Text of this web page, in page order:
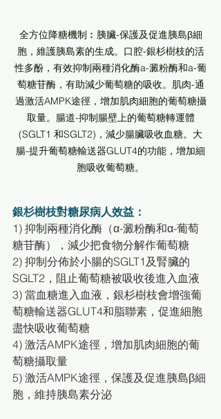
全方位降糖機制︰胰臟-保護及促進胰島β細
胞，維護胰島素的生成。口腔-銀杉樹枝的活
性多酚，有效抑制兩種消化酶a-澱粉酶和a-葡
萄糖苷酶，有助減少葡萄糖的吸收。肌肉-通
過激活AMPK途徑，增加肌肉細胞的葡萄糖攝
取量。腸道-抑制腸壁上的葡萄糖轉運體
(SGLT1 和SGLT2)，減少腸臟吸收血糖。大
腸-提升葡萄糖輸送器GLUT4的功能，增加細
胞吸收葡萄糖。
銀杉樹枝對糖尿病人效益：
1) 抑制兩種消化酶（α-澱粉酶和α-葡萄
糖苷酶），減少把食物分解作葡萄糖
2) 抑制分佈於小腸的SGLT1及腎臟的
SGLT2，阻止葡萄糖被吸收後進入血液
3) 當血糖進入血液，銀杉樹枝會增強葡
萄糖輸送器GLUT4和脂聯素，促進細胞
盡快吸收葡萄糖
4) 激活AMPK途徑，增加肌肉細胞的葡
萄糖攝取量
5) 激活AMPK途徑，保護及促進胰島β細
胞，維持胰島素分泌